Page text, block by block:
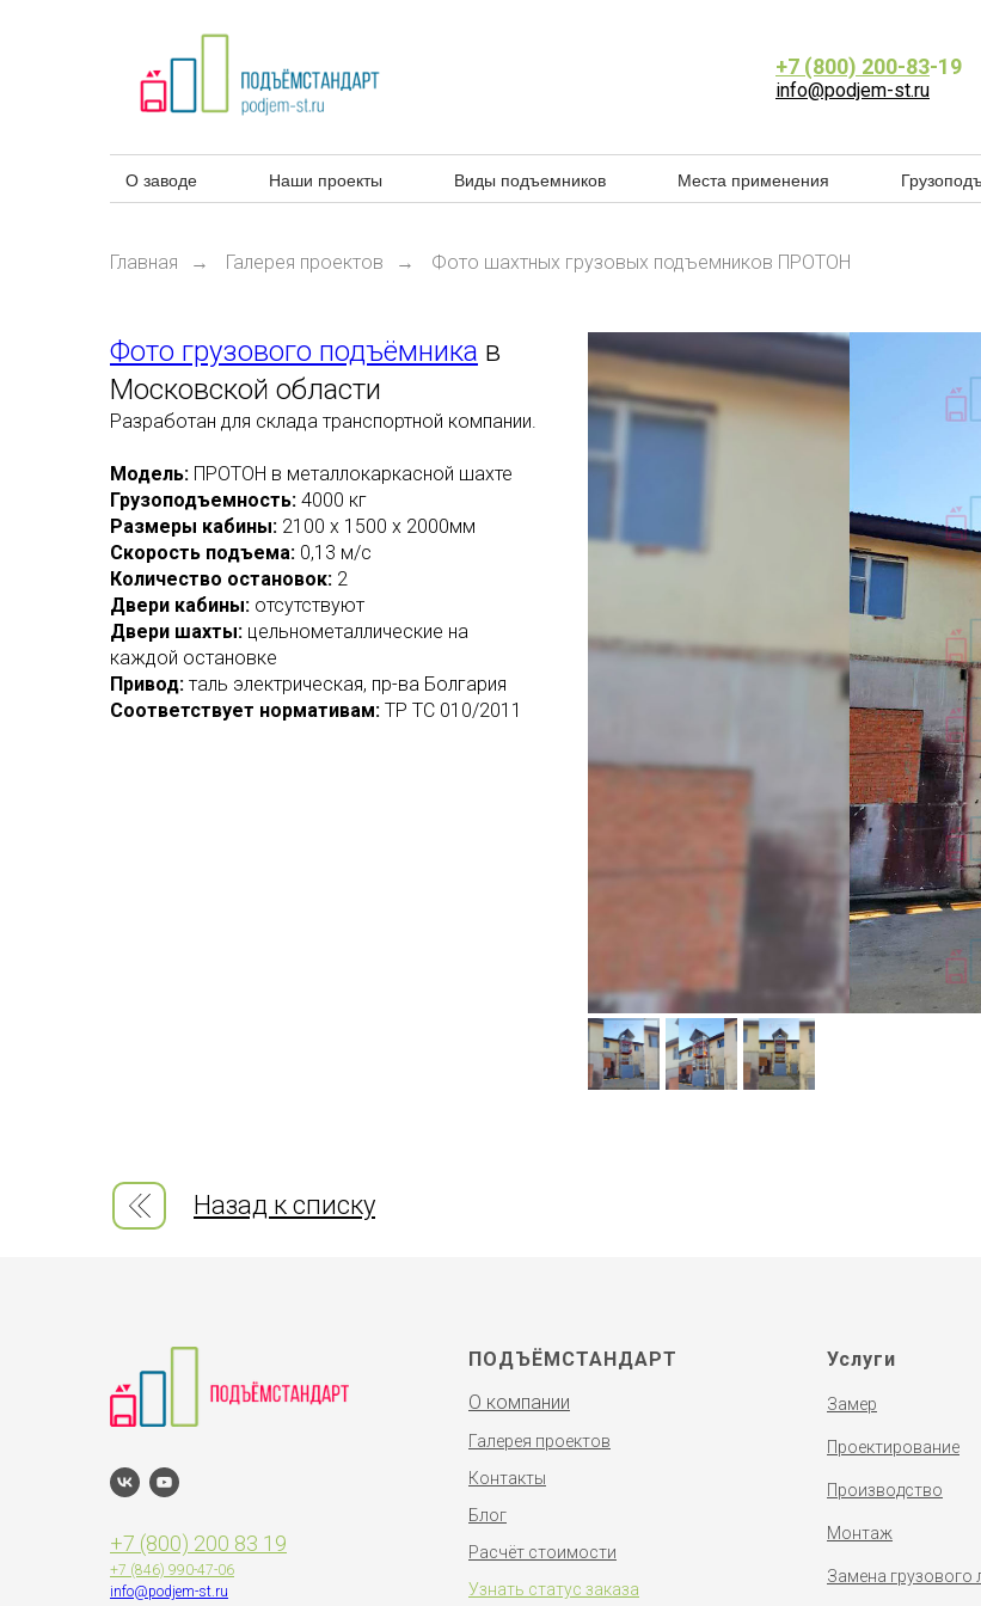
+7 (800) 200-83-19
info@podjem-st.ru
О заводе Наши проекты Виды подъемников Места применения
Главная → Галерея проектов → Фото шахтных грузовых подъемников ПРОТОН
Фото грузового подъёмника в
Московской области
Разработан для склада транспортной компании.
Модель: ПРОТОН в металлокаркасной шахте
Грузоподъемность: 4000 кг
Размеры кабины: 2100 х 1500 х 2000мм
Скорость подъема: 0,13 м/с
Количество остановок: 2
Двери кабины: отсутствуют
Двери шахты: цельнометаллические на
каждой остановке
Привод: таль электрическая, пр-ва Болгария
Соответствует нормативам: ТР ТС 010/2011
Назад к списку
+7 (800) 200 83 19
+7 (846) 990-47-06
info@podjem-st.ru
ПОДЪЁМСТАНДАРТ
О компании
Галерея проектов
Контакты
Блог
Расчёт стоимости
Узнать статус заказа
Услуги
Замер
Проектирование
Производство
Монтаж
Замена грузового